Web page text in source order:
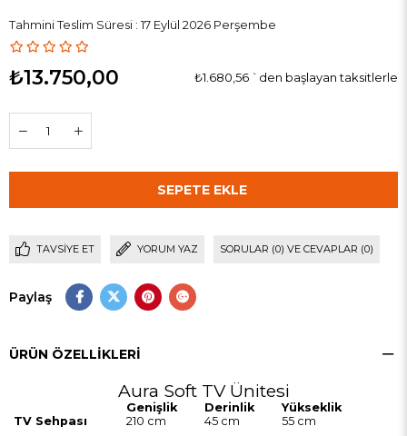
Tahmini Teslim Süresi : 17 Eylül 2026 Perşembe
₺13.750,00 ₺1.680,56 `den başlayan taksitlerle
TAVSIYE ET YORUM YAZ SORULAR (0) VE CEVAPLAR (0)
Paylaş
ÜRÜN ÖZELLIKLERI
Aura Soft TV Ünitesi
Genişlik Derinlik
Yükseklik
TV Sehpası
210 cm 45 cm 55 cm